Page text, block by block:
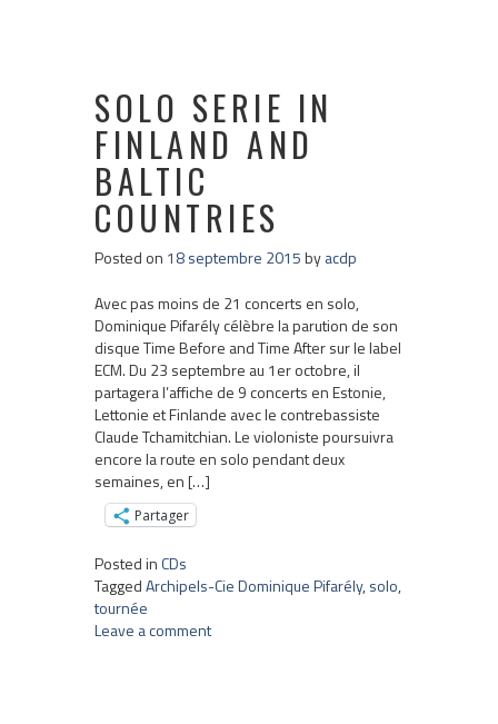
SOLO SERIE IN
FINLAND AND
BALTIC
COUNTRIES
Posted on 18 septembre 2015byacdp
Avec pas moins de 21 concerts en solo,
Dominique Pifarély célèbre la parution de son
disque Time Before and Time After sur le label
ECM. Du 23 septembre au 1er octobre, il
partagera l’affiche de 9 concerts en Estonie,
Lettonie et Finlande avec le contrebassiste
Claude Tchamitchian. Le violoniste poursuivra
encore la route en solo pendant deux
semaines, en […]
Partager
Posted inCDs
TaggedArchipels-Cie Dominique Pifarély,solo,
tournée
Leave a comment